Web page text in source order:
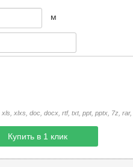
м
xlxs, doc, docx, rtf, txt, ppt, pptx, 7z, rar,
Купить в 1 клик